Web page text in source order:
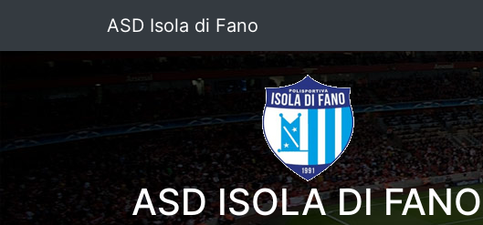
ASD Isola di Fano
ASD ISOLA DI FANO